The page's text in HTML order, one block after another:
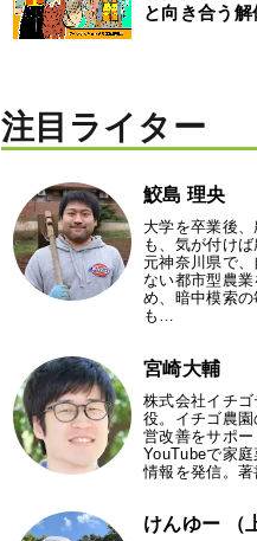
と向き合う
注目ライター
鮫島 理央
大学を卒業後
も、気が付け
元神奈川県で
ない都市型農
め、暗中模索の
も…
宮崎大輔
株式会社イチ
役。イチゴ農
営改善をサポー
YouTubeで家
情報を発信。
けんゆー （